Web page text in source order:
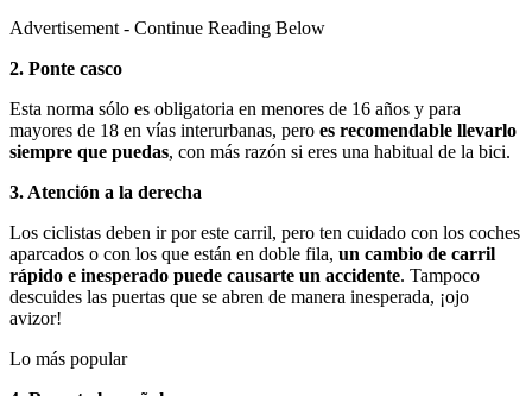
Advertisement - Continue Reading Below
2. Ponte casco
Esta norma sólo es obligatoria en menores de 16 años y para
mayores de 18 en vías interurbanas, pero es recomendable llevarlo
siempre que puedas, con más razón si eres una habitual de la bici.
3. Atención a la derecha
Los ciclistas deben ir por este carril, pero ten cuidado con los coches
aparcados o con los que están en doble fila, un cambio de carril
rápido e inesperado puede causarte un accidente. Tampoco
descuides las puertas que se abren de manera inesperada, ¡ojo
avizor!
Lo más popular